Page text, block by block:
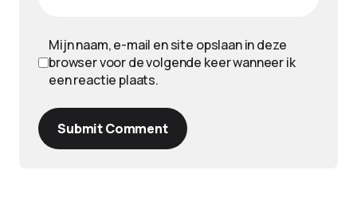
Mijn naam, e-mail en site opslaan in deze
browser voor de volgende keer wanneer ik
een reactie plaats.
Submit Comment